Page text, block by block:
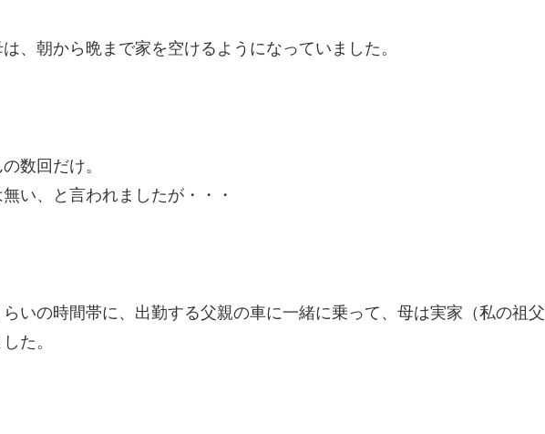
、朝から晩まで家を空けるようになっていました。
数回だけ。
い、と言われましたが・・・
いの時間帯に、出勤する父親の車に一緒に乗って、母は実家（私の祖父
た。